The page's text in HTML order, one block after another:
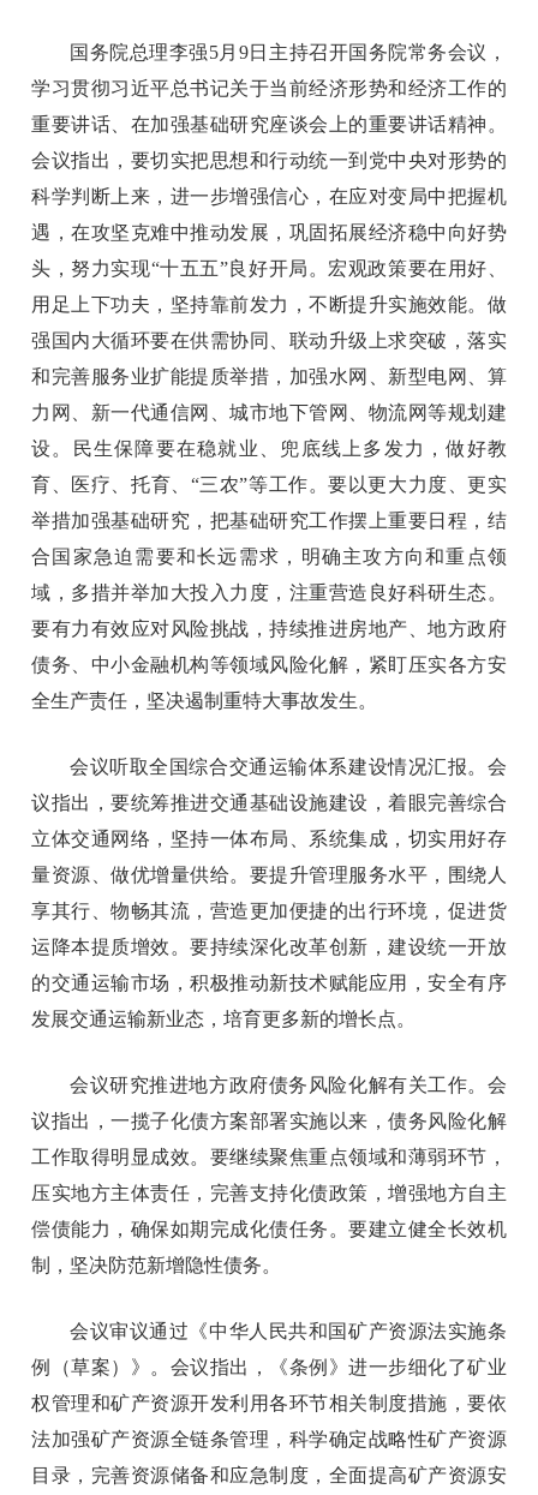
国务院总理李强5月9日主持召开国务院常务会议，
学习贯彻习近平总书记关于当前经济形势和经济工作的
重要讲话、在加强基础研究座谈会上的重要讲话精神。
会议指出，要切实把思想和行动统一到党中央对形势的
科学判断上来，进一步增强信心，在应对变局中把握机
遇，在攻坚克难中推动发展，巩固拓展经济稳中向好势
头，努力实现“十五五”良好开局。宏观政策要在用好、
用足上下功夫，坚持靠前发力，不断提升实施效能。做
强国内大循环要在供需协同、联动升级上求突破，落实
和完善服务业扩能提质举措，加强水网、新型电网、算
力网、新一代通信网、城市地下管网、物流网等规划建
设。民生保障要在稳就业、兜底线上多发力，做好教
育、医疗、托育、“三农”等工作。要以更大力度、更实
举措加强基础研究，把基础研究工作摆上重要日程，结
合国家急迫需要和长远需求，明确主攻方向和重点领
域，多措并举加大投入力度，注重营造良好科研生态。
要有力有效应对风险挑战，持续推进房地产、地方政府
债务、中小金融机构等领域风险化解，紧盯压实各方安
全生产责任，坚决遏制重特大事故发生。
会议听取全国综合交通运输体系建设情况汇报。会
议指出，要统筹推进交通基础设施建设，着眼完善综合
立体交通网络，坚持一体布局、系统集成，切实用好存
量资源、做优增量供给。要提升管理服务水平，围绕人
享其行、物畅其流，营造更加便捷的出行环境，促进货
运降本提质增效。要持续深化改革创新，建设统一开放
的交通运输市场，积极推动新技术赋能应用，安全有序
发展交通运输新业态，培育更多新的增长点。
会议研究推进地方政府债务风险化解有关工作。会
议指出，一揽子化债方案部署实施以来，债务风险化解
工作取得明显成效。要继续聚焦重点领域和薄弱环节，
压实地方主体责任，完善支持化债政策，增强地方自主
偿债能力，确保如期完成化债任务。要建立健全长效机
制，坚决防范新增隐性债务。
会议审议通过《中华人民共和国矿产资源法实施条
例（草案）》。会议指出，《条例》进一步细化了矿业
权管理和矿产资源开发利用各环节相关制度措施，要依
法加强矿产资源全链条管理，科学确定战略性矿产资源
目录，完善资源储备和应急制度，全面提高矿产资源安